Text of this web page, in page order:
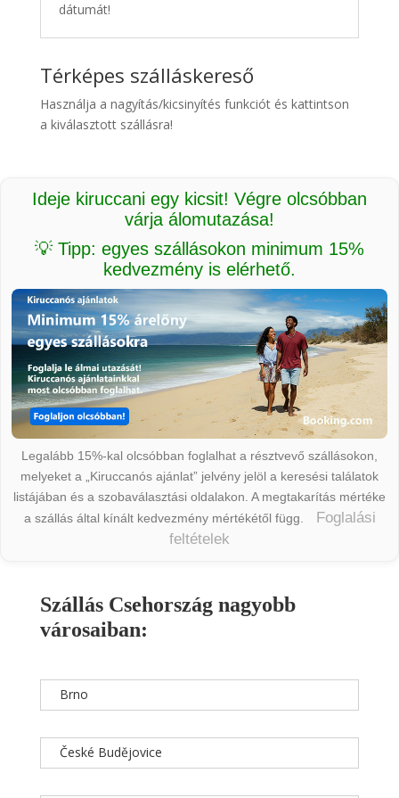
dátumát!
Térképes szálláskereső
Használja a nagyítás/kicsinyítés funkciót és kattintson
a kiválasztott szállásra!
Ideje kiruccani egy kicsit! Végre olcsóbban
várja álomutazása!
💡 Tipp: egyes szállásokon minimum 15%
kedvezmény is elérhető.
Legalább 15%-kal olcsóbban foglalhat a résztvevő szállásokon,
melyeket a „Kiruccanós ajánlat” jelvény jelöl a keresési találatok
listájában és a szobaválasztási oldalakon. A megtakarítás mértéke
a szállás által kínált kedvezmény mértékétől függ.
Foglalási
feltételek
Szállás Csehország nagyobb
városaiban:
Brno
České Budějovice